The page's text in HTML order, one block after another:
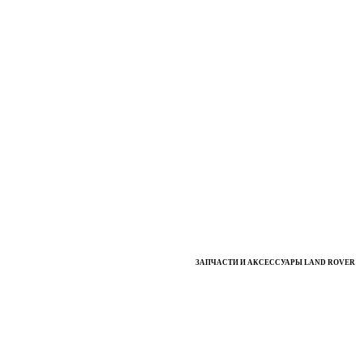
ЗАПЧАСТИ И АКСЕССУАРЫ LAND ROVER